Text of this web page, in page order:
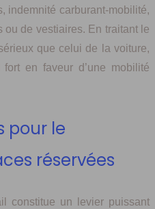
indemnité carburant-mobilité,
de vestiaires. En traitant le
que celui de la voiture,
fort en faveur d’une mobilité
pour le
réservées
constitue un levier puissant